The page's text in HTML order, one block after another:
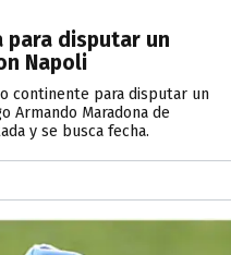
para disputar un
Napoli
continente para disputar un
Armando Maradona de
y se busca fecha.